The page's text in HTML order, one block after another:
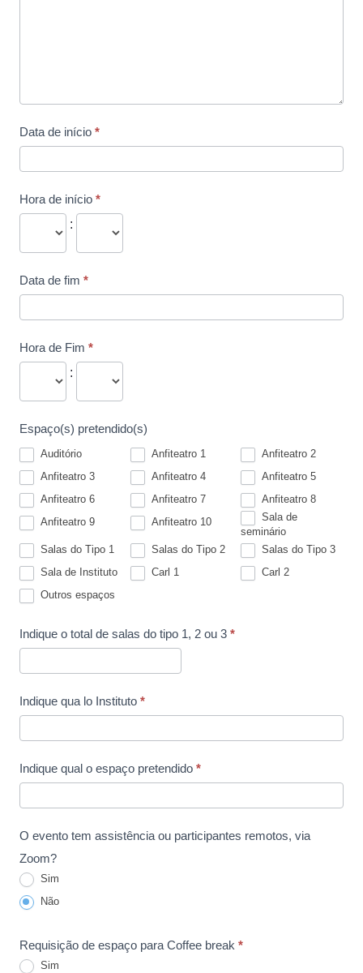
Data de início *
Hora de início *
:
Data de fim *
Hora de Fim *
:
Espaço(s) pretendido(s)
Auditório Anfiteatro 1
Anfiteatro 2
Anfiteatro 3
Anfiteatro 4
Anfiteatro 5
Anfiteatro 6
Anfiteatro 7
Anfiteatro 8
Anfiteatro 9
Anfiteatro 10
Sala de
seminário
Salas do Tipo 1
Salas do Tipo 2
Salas do Tipo 3
Sala de Instituto
Carl 1
Carl 2
Outros espaços
Indique o total de salas do tipo 1, 2 ou 3 *
Indique qua lo Instituto *
Indique qual o espaço pretendido *
O evento tem assistência ou participantes remotos, via
Zoom?
Sim
Não
Requisição de espaço para Coffee break *
Sim